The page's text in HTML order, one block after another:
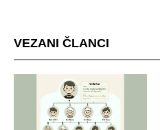
VEZANI ČLANCI